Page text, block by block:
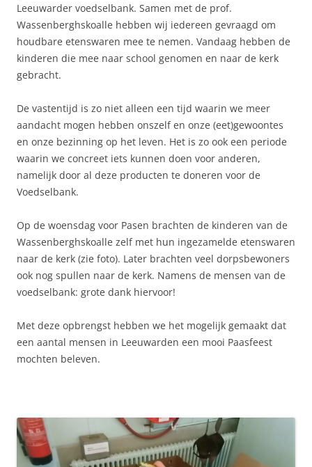
Leeuwarder voedselbank. Samen met de prof.
Wassenberghskoalle hebben wij iedereen gevraagd om
houdbare etenswaren mee te nemen. Vandaag hebben de
kinderen die mee naar school genomen en naar de kerk
gebracht.
De vastentijd is zo niet alleen een tijd waarin we meer
aandacht mogen hebben onszelf en onze (eet)gewoontes
en onze bezinning op het leven. Het is zo ook een periode
waarin we concreet iets kunnen doen voor anderen,
namelijk door al deze producten te doneren voor de
Voedselbank.
Op de woensdag voor Pasen brachten de kinderen van de
Wassenberghskoalle zelf met hun ingezamelde etenswaren
naar de kerk (zie foto). Later brachten veel dorpsbewoners
ook nog spullen naar de kerk. Namens de mensen van de
voedselbank: grote dank hiervoor!
Met deze opbrengst hebben we het mogelijk gemaakt dat
een aantal mensen in Leeuwarden een mooi Paasfeest
mochten beleven.